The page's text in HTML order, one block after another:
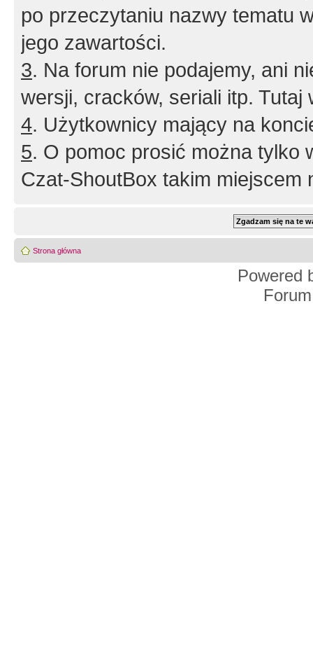
po przeczytaniu nazwy tematu
jego zawartości.
3. Na forum nie podajemy, ani
wersji, cracków, seriali itp. Tutaj
4. Użytkownicy mający na
5. O pomoc prosić można tylko
Czat-ShoutBox takim miejscem
Strona główna
Powered